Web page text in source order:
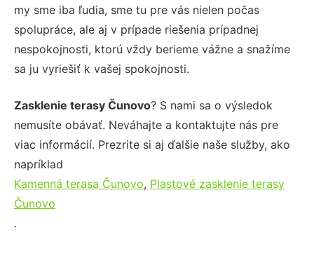
my sme iba ľudia, sme tu pre vás nielen počas
spolupráce, ale aj v prípade riešenia prípadnej
nespokojnosti, ktorú vždy berieme vážne a snažíme
sa ju vyriešiť k vašej spokojnosti.
Zasklenie terasy Čunovo? S nami sa o výsledok
nemusíte obávať. Neváhajte a kontaktujte nás pre
viac informácií. Prezrite si aj ďalšie naše služby, ako
napríklad
Kamenná terasa Čunovo, Plastové zasklenie terasy
Čunovo
.